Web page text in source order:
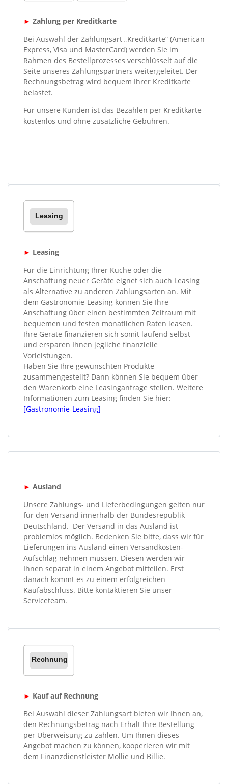
► Zahlung per Kreditkarte
Bei Auswahl der Zahlungsart „Kreditkarte“ (American
Express, Visa und MasterCard) werden Sie im
Rahmen des Bestellprozesses verschlüsselt auf die
Seite unseres Zahlungspartners weitergeleitet. Der
Rechnungsbetrag wird bequem Ihrer Kreditkarte
belastet.
Für unsere Kunden ist das Bezahlen per Kreditkarte
kostenlos und ohne zusätzliche Gebühren.
► Leasing
Für die Einrichtung Ihrer Küche oder die
Anschaffung neuer Geräte eignet sich auch Leasing
als Alternative zu anderen Zahlungsarten an. Mit
dem Gastronomie-Leasing können Sie Ihre
Anschaffung über einen bestimmten Zeitraum mit
bequemen und festen monatlichen Raten leasen.
Ihre Geräte finanzieren sich somit laufend selbst
und ersparen Ihnen jegliche finanzielle
Vorleistungen.
Haben Sie Ihre gewünschten Produkte
zusammengestellt? Dann können Sie bequem über
den Warenkorb eine Leasinganfrage stellen. Weitere
Informationen zum Leasing finden Sie hier:
[Gastronomie-Leasing]
► Ausland
Unsere Zahlungs- und Lieferbedingungen gelten nur
für den Versand innerhalb der Bundesrepublik
Deutschland. Der Versand in das Ausland ist
problemlos möglich. Bedenken Sie bitte, dass wir für
Lieferungen ins Ausland einen Versandkosten-
Aufschlag nehmen müssen. Diesen werden wir
Ihnen separat in einem Angebot mitteilen. Erst
danach kommt es zu einem erfolgreichen
Kaufabschluss. Bitte kontaktieren Sie unser
Serviceteam.
► Kauf auf Rechnung
Bei Auswahl dieser Zahlungsart bieten wir Ihnen an,
den Rechnungsbetrag nach Erhalt Ihre Bestellung
per Überweisung zu zahlen. Um Ihnen dieses
Angebot machen zu können, kooperieren wir mit
dem Finanzdienstleister Mollie und Billie.